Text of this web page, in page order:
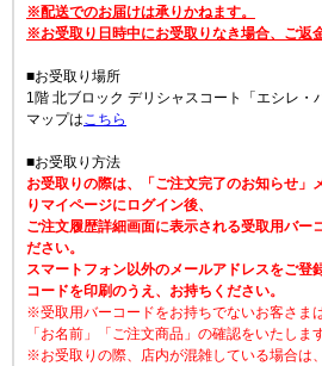
※配送でのお届けは承りかねます。
※お受取り日時中にお受取りなき場合、ご返
■お受取り場所
1階 北ブロック デリシャスコート「エシレ
マップはこちら
■お受取り方法
お受取りの際は、「ご注文完了のお知らせ」
りマイページにログイン後、
ご注文履歴詳細画面に表示される受取用バー
ださい。
スマートフォン以外のメールアドレスをご登
コードを印刷のうえ、お持ちください。
※受取用バーコードをお持ちでないお客さま
「お名前」「ご注文商品」の確認をいたします
※お受取りの際、店内が混雑している場合は